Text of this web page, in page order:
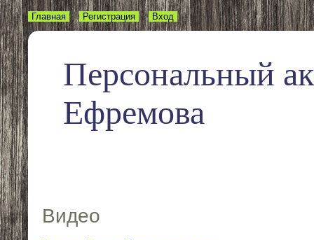
Персональный
Ефремова
Главная Регистрация Вход
Видео